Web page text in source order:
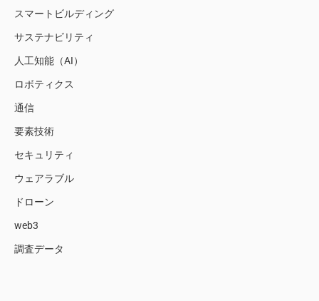
スマートビルディング
サステナビリティ
人工知能（AI）
ロボティクス
通信
要素技術
セキュリティ
ウェアラブル
ドローン
web3
調査データ